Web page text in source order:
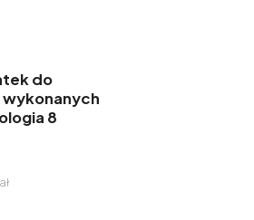
do
wykonanych
8